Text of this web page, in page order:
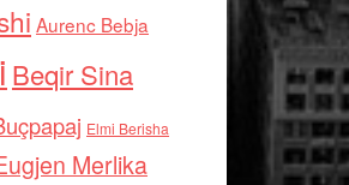
Aurenc Bebja
Beqir Sina
Elmi Berisha
Merlika